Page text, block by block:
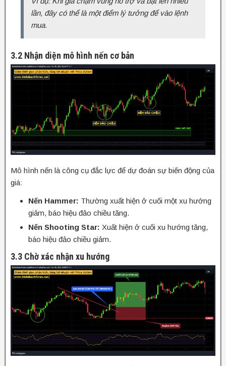
lần, đây có thể là một điểm lý tưởng để vào lệnh
mua.
3.2 Nhận diện mô hình nến cơ bản
Mô hình nến là công cụ đắc lực để dự đoán sự biến động của
giá:
Nến Hammer: Thường xuất hiện ở cuối một xu hướng
giảm, báo hiệu đảo chiều tăng.
Nến Shooting Star: Xuất hiện ở cuối xu hướng tăng,
báo hiệu đảo chiều giảm.
3.3 Chờ xác nhận xu hướng